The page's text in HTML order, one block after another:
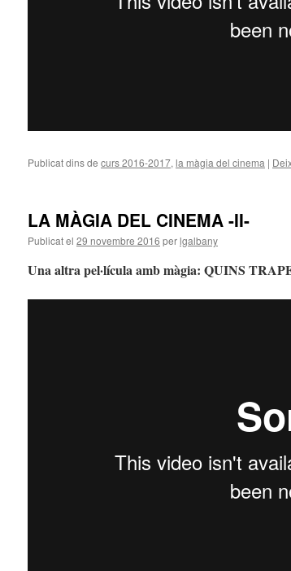
Publicat dins de curs 2016-2017, la màgia del cinema |
LA MÀGIA DEL CINEMA -II-
Publicat el 29 novembre 2016 perlgalbany
Una altra pel·lícula amb màgia: QUINS